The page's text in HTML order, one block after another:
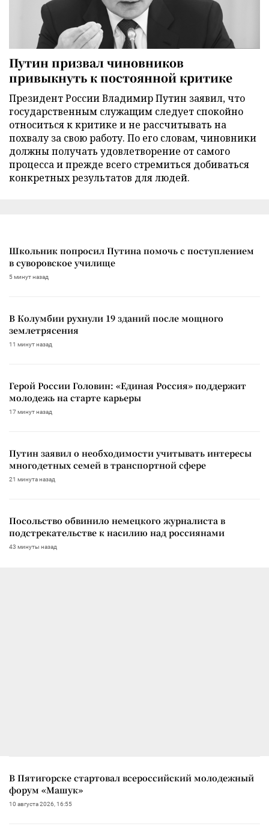
Путин призвал чиновников
привыкнуть к постоянной критике
Президент России Владимир Путин заявил, что
государственным служащим следует спокойно
относиться к критике и не рассчитывать на
похвалу за свою работу. По его словам, чиновники
должны получать удовлетворение от самого
процесса и прежде всего стремиться добиваться
конкретных результатов для людей.
Школьник попросил Путина помочь с поступлением
в суворовское училище
5 минут назад
В Колумбии рухнули 19 зданий после мощного
землетрясения
11 минут назад
Герой России Головин: «Единая Россия» поддержит
молодежь на старте карьеры
17 минут назад
Путин заявил о необходимости учитывать интересы
многодетных семей в транспортной сфере
21 минута назад
Посольство обвинило немецкого журналиста в
подстрекательстве к насилию над россиянами
43 минуты назад
В Пятигорске стартовал всероссийский молодежный
форум «Машук»
10 августа 2026, 16:55